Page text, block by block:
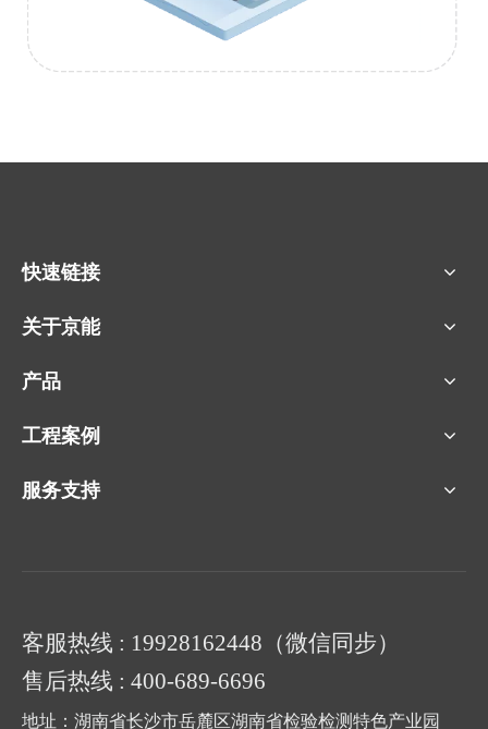
快速链接
关于京能
产品
工程案例
服务支持
客服热线 : 19928162448（微信同步）
售后热线 : 400-689-6696
地址：湖南省长沙市岳麓区湖南省检验检测特色产业园